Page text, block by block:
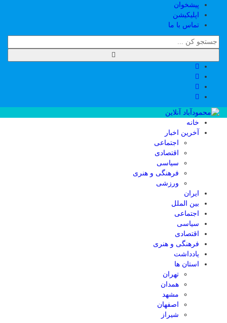
پیشخوان
اپلیکیشن
تماس با ما
خانه
آخرین اخبار
اجتماعی
اقتصادی
سیاسی
فرهنگی و هنری
ورزشی
ایران
بین الملل
اجتماعی
سیاسی
اقتصادی
فرهنگی و هنری
یادداشت
استان ها
تهران
همدان
مشهد
اصفهان
شیراز